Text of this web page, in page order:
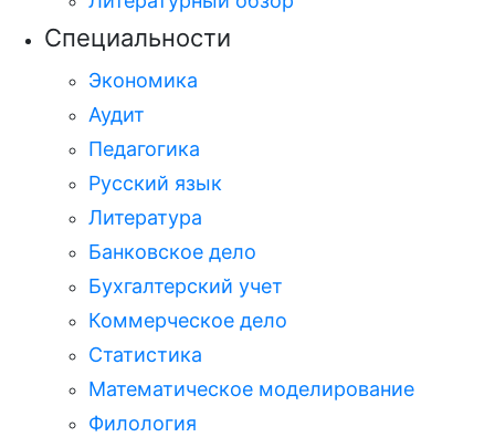
Специальности
Экономика
Аудит
Педагогика
Русский язык
Литература
Банковское дело
Бухгалтерский учет
Коммерческое дело
Статистика
Математическое моделирование
Филология